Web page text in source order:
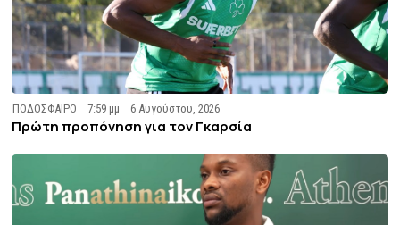
ΠΟΔΟΣΦΑΙΡΟ 7:59 μμ 6 Αυγούστου, 2026
Πρώτη προπόνηση για τον Γκαρσία